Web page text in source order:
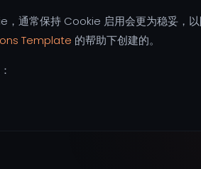
通常保持 Cookie 启用会更为稳妥，
Template 的帮助下创建的。